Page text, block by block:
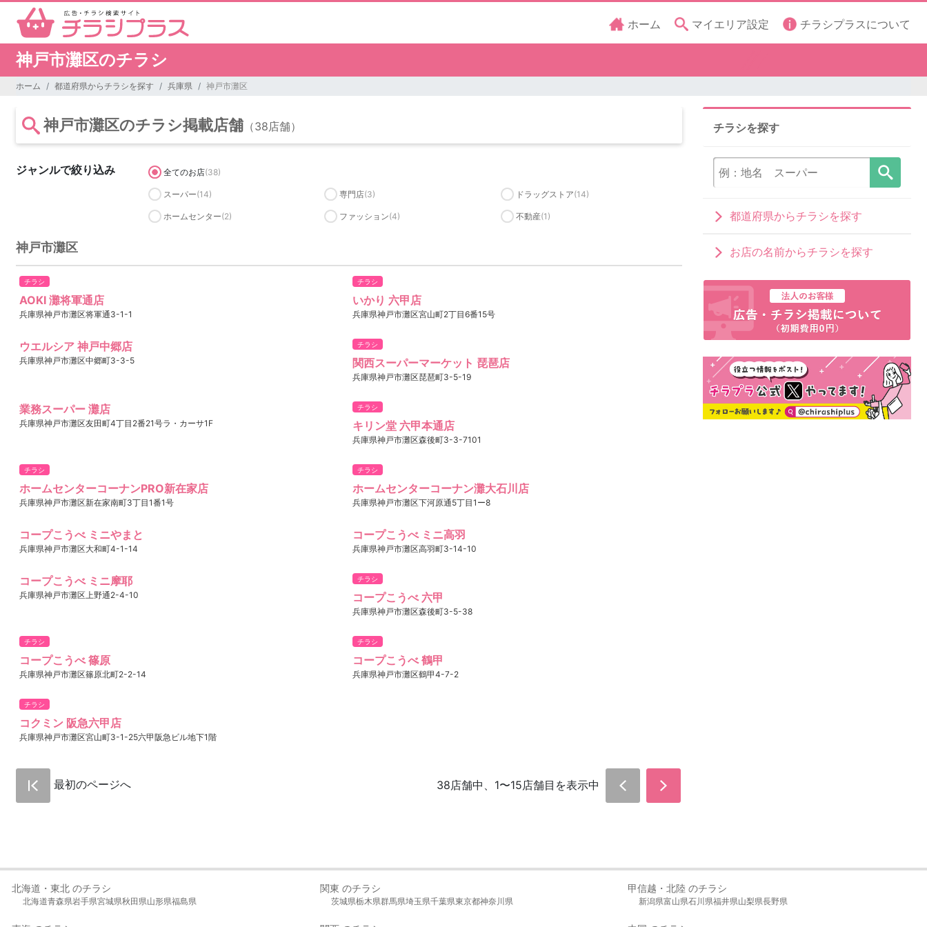
ホーム マイエリア設定 チラシプラスについて
神戸市灘区のチラシ
ホーム 都道府県からチラシを探す 兵庫県 神戸市灘区
神戸市灘区のチラシ掲載店舗 （38店舗）
ジャンルで絞り込み 全てのお店(38)
スーパー(14) 専門店(3) ドラッグストア(14)
ホームセンター(2) ファッション(4) 不動産(1)
神戸市灘区
チラシ
AOKI 灘将軍通店
兵庫県神戸市灘区将軍通3-1-1
チラシ
いかり 六甲店
兵庫県神戸市灘区宮山町2丁目6番15号
ウエルシア 神戸中郷店
兵庫県神戸市灘区中郷町3-3-5
チラシ
関西スーパーマーケット 琵琶店
兵庫県神戸市灘区琵琶町3-5-19
業務スーパー 灘店
兵庫県神戸市灘区友田町4丁目2番21号ラ・カーサ1F
チラシ
キリン堂 六甲本通店
兵庫県神戸市灘区森後町3-3-7101
チラシ
ホームセンターコーナンPRO新在家店
兵庫県神戸市灘区新在家南町3丁目1番1号
チラシ
ホームセンターコーナン灘大石川店
兵庫県神戸市灘区下河原通5丁目1ー8
コープこうべ ミニやまと
兵庫県神戸市灘区大和町4-1-14
コープこうべ ミニ高羽
兵庫県神戸市灘区高羽町3-14-10
コープこうべ ミニ摩耶
兵庫県神戸市灘区上野通2-4-10
チラシ
コープこうべ 六甲
兵庫県神戸市灘区森後町3-5-38
チラシ
コープこうべ 篠原
兵庫県神戸市灘区篠原北町2-2-14
チラシ
コープこうべ 鶴甲
兵庫県神戸市灘区鶴甲4-7-2
チラシ
コクミン 阪急六甲店
兵庫県神戸市灘区宮山町3-1-25六甲阪急ビル地下1階
最初のページへ 38店舗中、1〜15店舗目を表示中
チラシを探す
都道府県からチラシを探す
お店の名前からチラシを探す
北海道・東北 のチラシ
北海道青森県岩手県宮城県秋田県山形県福島県
関東 のチラシ
茨城県栃木県群馬県埼玉県千葉県東京都神奈川県
甲信越・北陸 のチラシ
新潟県富山県石川県福井県山梨県長野県